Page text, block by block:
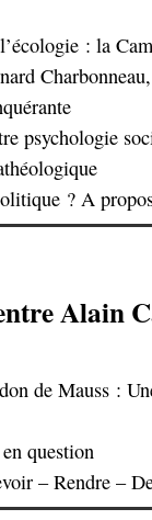
: la
psychologie
? A
Alain
de Mauss :
question
– Rendre –